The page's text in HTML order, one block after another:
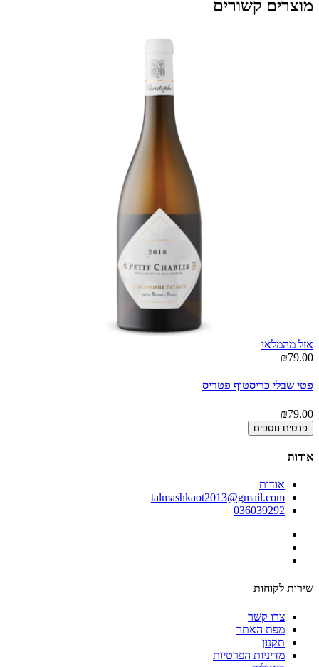
מוצרים קשורים
אזל מהמלאי
₪79.00
פטי שבלי כריסטוף פטריס
₪79.00
פרטים נוספים
אודות
אודות
talmashkaot2013@gmail.com
036039292
שירות לקוחות
צרו קשר
מפת האתר
תקנון
מדיניות הפרטיות